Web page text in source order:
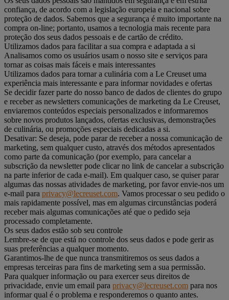
confiança, de acordo com a legislação europeia e nacional sobre
proteção de dados. Sabemos que a segurança é muito importante na
compra on-line; portanto, usamos a tecnologia mais recente para
proteção dos seus dados pessoais e de cartão de crédito.
Utilizamos dados para facilitar a sua compra e adaptada a si
Analisamos como os usuários usam o nosso site e serviços para
tornar as coisas mais fáceis e mais interessantes
Utilizamos dados para tornar a culinária com a Le Creuset uma
experiência mais interessante e para informar novidades e ofertas
Se decidir fazer parte do nosso banco de dados de clientes do grupo
e receber as newsletters comunicações de marketing da Le Creuset,
enviaremos conteúdos especiais personalizados e informaremos
sobre novos produtos lançados, ofertas exclusivas, demonstrações
de culinária, ou promoções especiais dedicadas a si.
Desativar: Se deseja, pode parar de receber a nossa comunicação de
marketing, sem qualquer custo, através dos métodos apresentados
como parte da comunicação (por exemplo, para cancelar a
subscrição da newsletter pode clicar no link de cancelar a subscrição
na parte inferior de cada e-mail). Em qualquer caso, se quiser parar
algumas das nossas atividades de marketing, por favor envie-nos um
e-mail para privacy@lecreuset.com. Vamos processar o seu pedido o
mais rapidamente possível, mas em algumas circunstâncias poderá
receber mais algumas comunicações até que o pedido seja
processado completamente.
Os seus dados estão sob seu controle
Lembre-se de que está no controle dos seus dados e pode gerir as
suas preferências a qualquer momento.
Garantimos-lhe de que nunca transmitiremos os seus dados a
empresas terceiras para fins de marketing sem a sua permissão.
Para qualquer informação ou para exercer seus direitos de
privacidade, envie um email para privacy@lecreuset.com para nos
informar qual é o problema e responderemos o quanto antes.